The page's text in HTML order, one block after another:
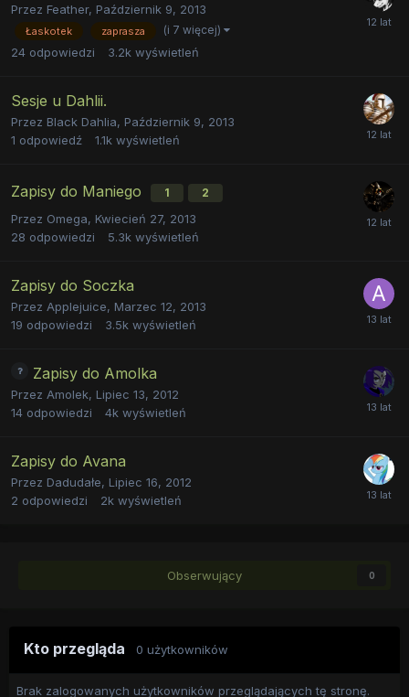
Przez Feather, Październik 9, 2013
Łaskotek zaprasza (i 7 więcej)
24 odpowiedzi 3.2k wyświetleń
Sesje u Dahlii.
Przez Black Dahlia, Październik 9, 2013
1 odpowiedź 1.1k wyświetleń
Zapisy do Maniego 1 2
Przez Omega, Kwiecień 27, 2013
28 odpowiedzi 5.3k wyświetleń
Zapisy do Soczka
Przez Applejuice, Marzec 12, 2013
19 odpowiedzi 3.5k wyświetleń
Zapisy do Amolka
Przez Amolek, Lipiec 13, 2012
14 odpowiedzi 4k wyświetleń
Zapisy do Avana
Przez Dadudałe, Lipiec 16, 2012
2 odpowiedzi 2k wyświetleń
Obserwujący 0
Kto przegląda 0 użytkowników
Brak zalogowanych użytkowników przeglądających tę stronę.